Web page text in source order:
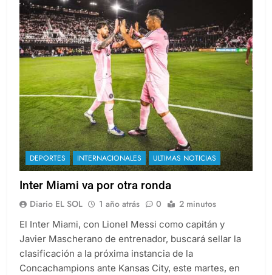
DEPORTES INTERNACIONALES ULTIMAS NOTICIAS
Inter Miami va por otra ronda
Diario EL SOL 1 año atrás 0 2 minutos
El Inter Miami, con Lionel Messi como capitán y
Javier Mascherano de entrenador, buscará sellar la
clasificación a la próxima instancia de la
Concachampions ante Kansas City, este martes, en